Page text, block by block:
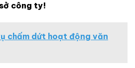
công ty!
chấm dứt hoạt động văn